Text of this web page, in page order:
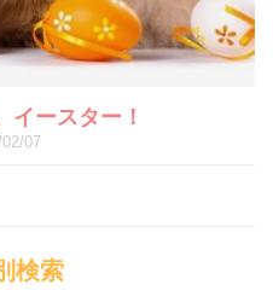
イースター！
07
検索